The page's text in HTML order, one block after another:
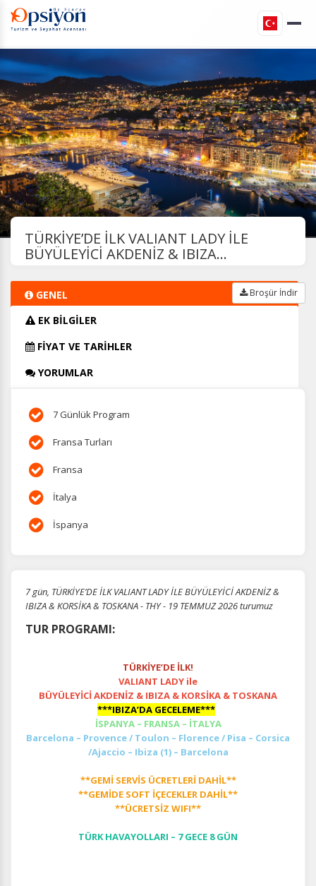
TÜRKİYE’DE İLK VALIANT LADY İLE
BÜYÜLEYİCİ AKDENİZ & IBIZA...
GENEL
EK BİLGİLER
FİYAT VE TARİHLER
YORUMLAR
Broşür İndir
7 Günlük Program
Fransa Turları
Fransa
İtalya
İspanya
7 gün, TÜRKİYE’DE İLK VALIANT LADY İLE BÜYÜLEYİCİ AKDENİZ &
IBIZA & KORSİKA & TOSKANA - THY - 19 TEMMUZ 2026 turumuz
TUR PROGRAMI:
TÜRKİYE’DE İLK!
VALIANT LADY ile
BÜYÜLEYİCİ AKDENİZ & IBIZA & KORSİKA & TOSKANA
***IBIZA’DA GECELEME***
İSPANYA – FRANSA – İTALYA
Barcelona – Provence / Toulon – Florence / Pisa – Corsica
/Ajaccio – Ibiza (1) – Barcelona
**GEMİ SERVİS ÜCRETLERİ DAHİL**
**GEMİDE SOFT İÇECEKLER DAHİL**
**ÜCRETSİZ WIFI**
TÜRK HAVAYOLLARI – 7 GECE 8 GÜN